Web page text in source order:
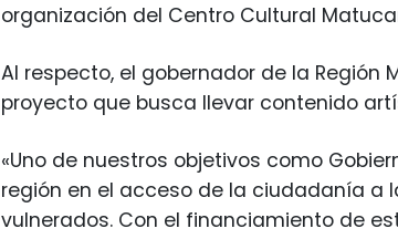
organización del Centro Cultural
Al respecto, el gobernador de la
proyecto que busca llevar contenido
«Uno de nuestros objetivos como
región en el acceso de la ciudadanía a
vulnerados. Con el financiamiento de